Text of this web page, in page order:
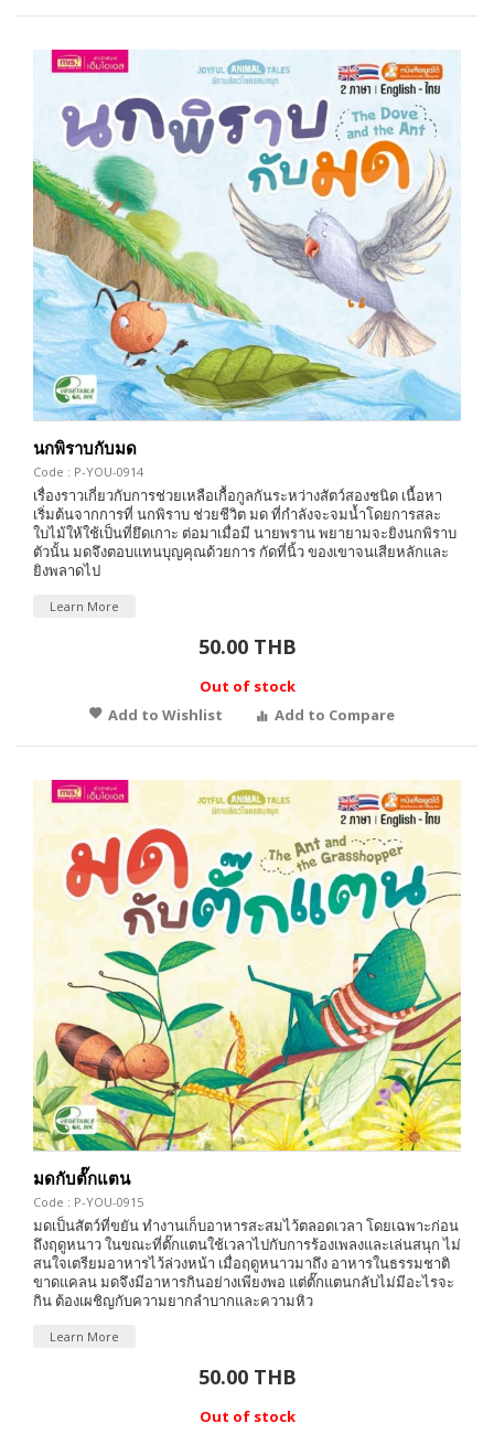
นกพิราบกับมด
Code : P-YOU-0914
เรื่องราวเกี่ยวกับการช่วยเหลือเกื้อกูลกันระหว่างสัตว์สองชนิด เนื้อหา
เริ่มต้นจากการที่ นกพิราบ ช่วยชีวิต มด ที่กำลังจะจมน้ำโดยการสละ
ใบไม้ให้ใช้เป็นที่ยึดเกาะ ต่อมาเมื่อมี นายพราน พยายามจะยิงนกพิราบ
ตัวนั้น มดจึงตอบแทนบุญคุณด้วยการ กัดที่นิ้ว ของเขาจนเสียหลักและ
ยิงพลาดไป
Learn More
50.00 THB
Out of stock
Add to Wishlist
Add to Compare
มดกับตั๊กแตน
Code : P-YOU-0915
มดเป็นสัตว์ที่ขยัน ทำงานเก็บอาหารสะสมไว้ตลอดเวลา โดยเฉพาะก่อน
ถึงฤดูหนาว ในขณะที่ตั๊กแตนใช้เวลาไปกับการร้องเพลงและเล่นสนุก ไม่
สนใจเตรียมอาหารไว้ล่วงหน้า เมื่อฤดูหนาวมาถึง อาหารในธรรมชาติ
ขาดแคลน มดจึงมีอาหารกินอย่างเพียงพอ แต่ตั๊กแตนกลับไม่มีอะไรจะ
กิน ต้องเผชิญกับความยากลำบากและความหิว
Learn More
50.00 THB
Out of stock